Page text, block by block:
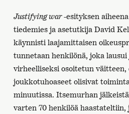
Justifying war-esityksen
tiedemies ja asetutkija David
käynnisti laajamittaisen
tunnetaan henkilönä, joka
virheelliseksi osoitetun
joukkotuhoaseet olisivat
minuutissa. Itsemurhan
varten 70 henkilöä haastateltiin,